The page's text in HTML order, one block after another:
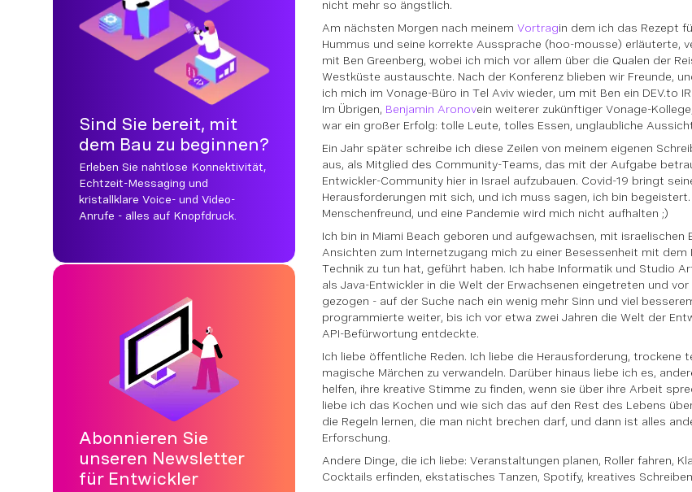
Sind Sie bereit, mit
dem Bau zu beginnen?
Erleben Sie nahtlose Konnektivität,
Echtzeit-Messaging und
kristallklare Voice- und Video-
Anrufe - alles auf Knopfdruck.
Abonnieren Sie
unseren Newsletter
für Entwickler
nicht mehr so ängstlich.
Am nächsten Morgen nach meinem Vortragin dem ich das Rezept
Hummus und seine korrekte Aussprache (hoo-mousse) erläuterte,
mit Ben Greenberg, wobei ich mich vor allem über die Qualen der
Westküste austauschte. Nach der Konferenz blieben wir Freunde,
ich mich im Vonage-Büro in Tel Aviv wieder, um mit Ben ein DEV.to
Im Übrigen, Benjamin Aronovein weiterer zukünftiger Vonage-
war ein großer Erfolg: tolle Leute, tolles Essen, unglaubliche
Ein Jahr später schreibe ich diese Zeilen von meinem eigenen
aus, als Mitglied des Community-Teams, das mit der Aufgabe
Entwickler-Community hier in Israel aufzubauen. Covid-19 bringt
Herausforderungen mit sich, und ich muss sagen, ich bin
Menschenfreund, und eine Pandemie wird mich nicht aufhalten ;)
Ich bin in Miami Beach geboren und aufgewachsen, mit israelischen
Ansichten zum Internetzugang mich zu einer Besessenheit mit
Technik zu tun hat, geführt haben. Ich habe Informatik und Studio
als Java-Entwickler in die Welt der Erwachsenen eingetreten und
gezogen - auf der Suche nach ein wenig mehr Sinn und viel
programmierte weiter, bis ich vor etwa zwei Jahren die Welt der
API-Befürwortung entdeckte.
Ich liebe öffentliche Reden. Ich liebe die Herausforderung, trockene
magische Märchen zu verwandeln. Darüber hinaus liebe ich es,
helfen, ihre kreative Stimme zu finden, wenn sie über ihre Arbeit
liebe ich das Kochen und wie sich das auf den Rest des Lebens
die Regeln lernen, die man nicht brechen darf, und dann ist alles
Erforschung.
Andere Dinge, die ich liebe: Veranstaltungen planen, Roller fahren,
Cocktails erfinden, ekstatisches Tanzen, Spotify, kreatives